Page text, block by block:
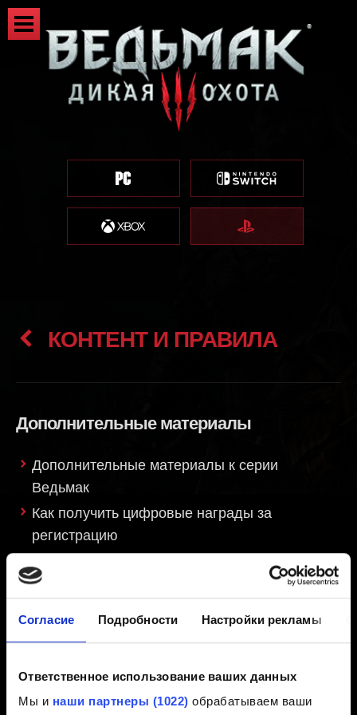
Согласие Подробности Настройки рекламы
Ответственное использование ваших данных
Мы и наши партнеры (1022) обрабатываем ваши
КОНТЕНТ И ПРАВИЛА
Дополнительные материалы
Дополнительные материалы к серии
Ведьмак
Как получить цифровые награды за
регистрацию
Я не вижу своих внутриигровых наград за
регистрацию
получить
Создание видео-контента